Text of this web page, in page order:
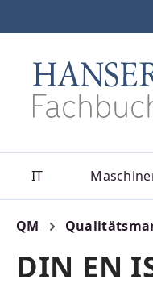
Zur
IT
QM
DIN EN